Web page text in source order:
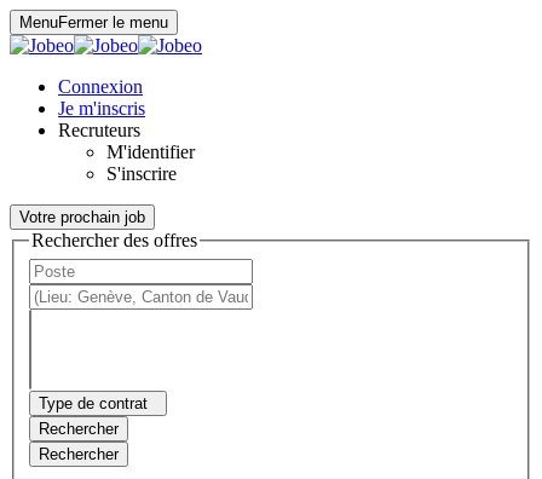
MenuFermer le menu
Connexion
Je m'inscris
Recruteurs
M'identifier
S'inscrire
Votre prochain job
Rechercher des offres
Type de contrat
Rechercher
Rechercher
Panneau de gestion des cookies